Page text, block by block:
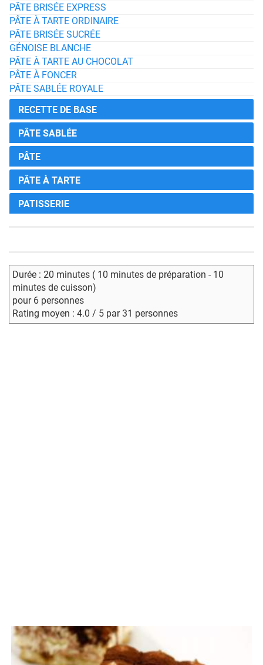
PÂTE BRISÉE EXPRESS
PÂTE À TARTE ORDINAIRE
PÂTE BRISÉE SUCRÉE
GÉNOISE BLANCHE
PÂTE À TARTE AU CHOCOLAT
PÂTE À FONCER
PÂTE SABLÉE ROYALE
RECETTE DE BASE
PÂTE SABLÉE
PÂTE
PÂTE À TARTE
PATISSERIE
Durée : 20 minutes ( 10 minutes de préparation - 10
minutes de cuisson)
pour 6 personnes
Rating moyen : 4.0 / 5 par 31 personnes